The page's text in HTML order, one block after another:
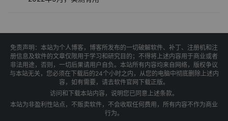
免责声明：本站为个人博客，博客所发布的一切破解软件、补丁、注册机和注
册信息及软件的文章仅限用于学习和研究目的；不得将上述内容用于商业或者
非法用途，否则，一切后果请用户自负。本站所有内容均来自网络，版权争议
与本站无关，您必须在下载后的24个小时之内，从您的电脑中彻底删除上述内
容，如有需要，请去软件官网下载正版。
访问和下载本站内容，说明您已同意上述条款。
本站为非盈利性站点，不贩卖软件，不会收取任何费用，所有内容不作为商业
行为。